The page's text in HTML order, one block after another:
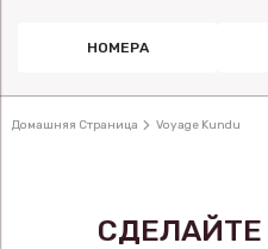
НОМЕРА
Домашняя Страница Voyage Kundu